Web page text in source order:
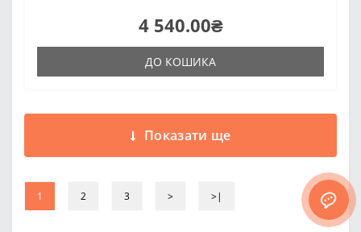
4 540.00₴
ДО КОШИКА
Показати ще
1 2 3 > >|